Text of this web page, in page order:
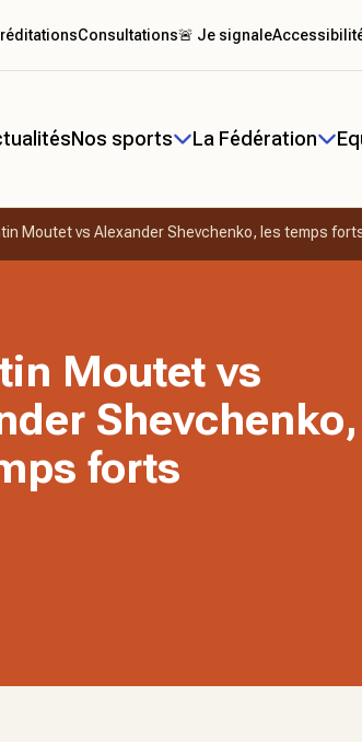
Nos sports La Fédération
Consultations🚨 Je signale
Moutet vs Alexander Shevchenko, les temps
Moutet vs
Shevchenko,
forts